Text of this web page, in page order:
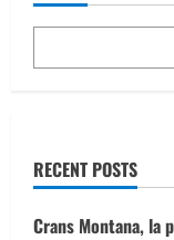
RECENT POSTS
Crans Montana, la